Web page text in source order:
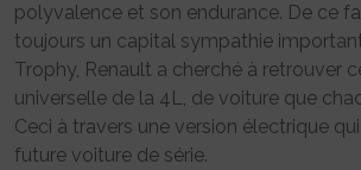
polyvalence et son endurance. De ce
toujours un capital sympathie
Trophy, Renault a cherché à retrouver
universelle de la 4L, de voiture que
Ceci à travers une version électrique
future voiture de série.